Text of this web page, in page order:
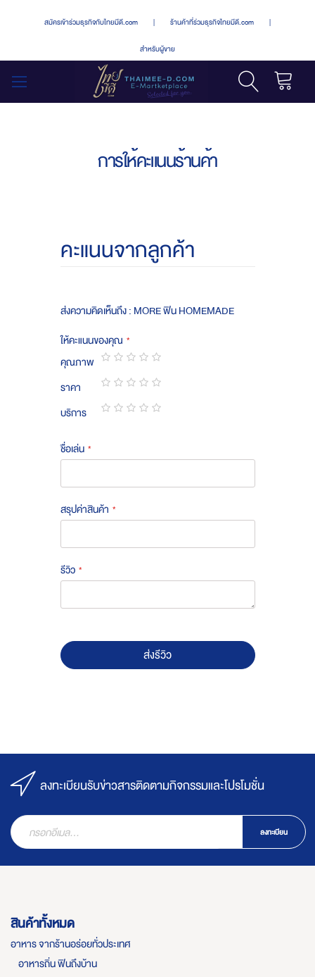
สมัครเข้าร่วมธุรกิจกับไทยมีดี.com | ร้านค้าที่ร่วมธุรกิจไทยมีดี.com |
สำหรับผู้ขาย
การให้คะแนนร้านค้า
คะแนนจากลูกค้า
ส่งความคิดเห็นถึง : MORE ฟิน HOMEMADE
ให้คะแนนของคุณ
คุณภาพ
1
star
2
stars
3
stars
4
stars
5
stars
ราคา
1
star
2
stars
3
stars
4
stars
5
stars
บริการ
ชื่อเล่น
สรุปค่าสินค้า
รีวิว
ส่งรีวิว
ลงทะเบียนรับข่าวสารติดตามกิจกรรมและโปรโมชั่น
ลงทะเบียน
สินค้าทั้งหมด
อาหาร จากร้านอร่อยทั่วประเทศ
อาหารถิ่น ฟินถึงบ้าน